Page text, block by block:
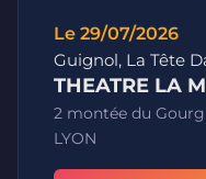
Le 29/07/2026
Guignol, La Tête
THEATRE LA
2 montée du
LYON